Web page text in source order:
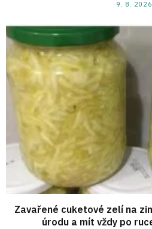
9. 8. 2026
Zavařené cuketové zelí na
úrodu a mít vždy po